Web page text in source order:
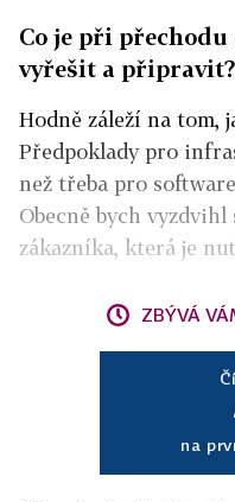
Co je při
vyřešit a připravit?
Hodně záleží na tom,
Předpoklady pro
než třeba pro
Obecně bych
zákazníka, která je
ZBÝVÁ
na